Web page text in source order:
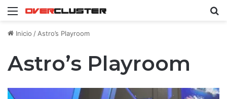
Menú
Inicio / Astro’s Playroom
Astro’s Playroom